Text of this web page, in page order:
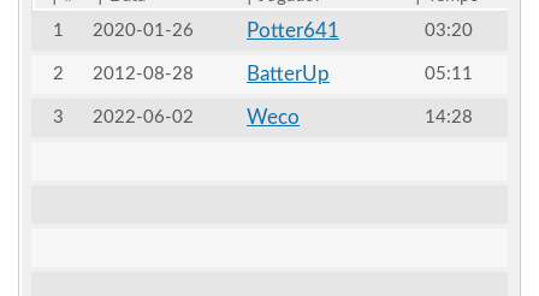
1
2020-01-26 Potter641 03:20
2 2012-08-28 BatterUp 05:11
3 2022-06-02 Weco 14:28